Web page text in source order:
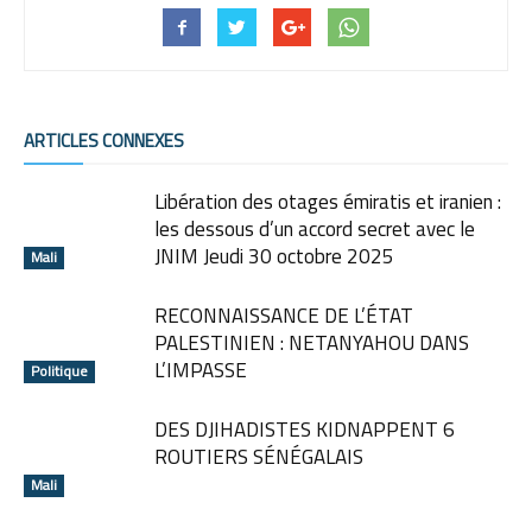
ARTICLES CONNEXES
Mali
Libération des otages émiratis et iranien :
les dessous d’un accord secret avec le
JNIM Jeudi 30 octobre 2025
Politique
RECONNAISSANCE DE L’ÉTAT
PALESTINIEN : NETANYAHOU DANS
L’IMPASSE
Mali
DES DJIHADISTES KIDNAPPENT 6
ROUTIERS SÉNÉGALAIS